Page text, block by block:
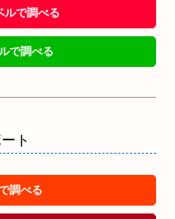
ルで調べる
で調べる
ト
調べる